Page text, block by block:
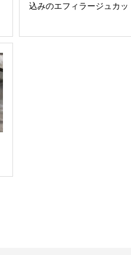
込みのエフィラージュカッ